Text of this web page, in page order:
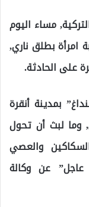
مساء اليوم
امرأة بطلق ناري,
على الحادثة.
بمدينة أنقرة
وما لبث أن تحول
والعصي
عاجل” عن وكالة